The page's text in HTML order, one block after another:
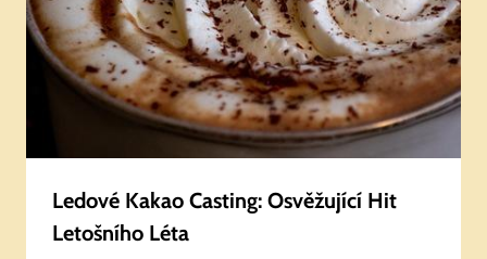
Ledové Kakao Casting: Osvěžující Hit
Letošního Léta